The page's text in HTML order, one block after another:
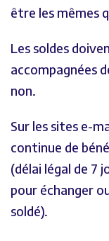
être les mêmes
Les soldes
accompagnées
non.
Sur les sites e-
continue de
(délai légal de 7
pour échanger
soldé).